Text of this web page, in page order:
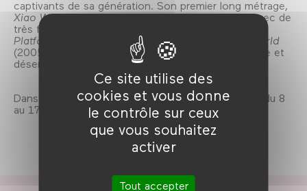
Ce site utilise des
cookies et vous donne
le contrôle sur ceux
que vous souhaitez
activer
Tout accepter
captivants de sa génération. Son premier long métrage,
Xiao Wu, artisan pickpocket(1999), est réalisé avec de
très faibles moyens. Ses films suivants, notamment
Platform
Plaisirs inconnus
The World
(2005) et
(2006), révèlent le regard acerbe et
désenchanté qu’il porte sur la société chinoise.
Dans le cadre d'Un état du monde... et du cinéma, du 8
au 17 novembre 2013.